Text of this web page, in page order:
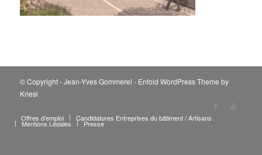
© Copyright - Jean-Yves Gommerel - Enfold WordPress Theme by
Kriesi
Offres d’emploi Candidatures Entreprises du bâtiment / Artisans
Mentions Légales Presse